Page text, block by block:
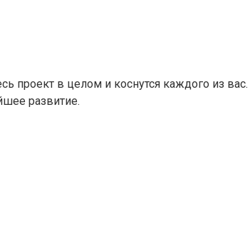
проект в целом и коснутся каждого из
развитие.